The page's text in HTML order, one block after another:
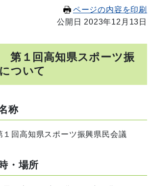
ページの内容を印刷
公開日 2023年12月13日
第１回高知県スポーツ振
ついて
称
回高知県スポーツ振興県民会議
・場所